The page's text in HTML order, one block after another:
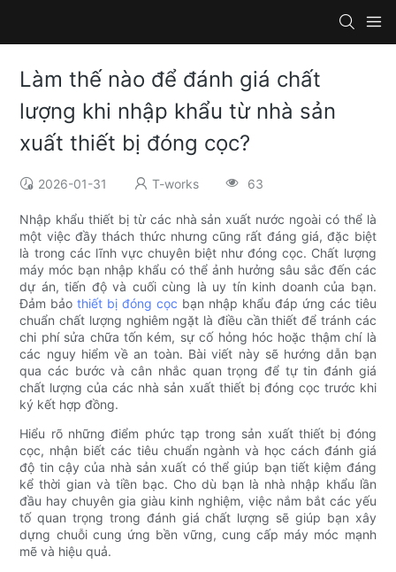
Làm thế nào để đánh giá chất
lượng khi nhập khẩu từ nhà sản
xuất thiết bị đóng cọc?
2026-01-31 T-works 63
Nhập khẩu thiết bị từ các nhà sản xuất nước ngoài có thể là
một việc đầy thách thức nhưng cũng rất đáng giá, đặc biệt
là trong các lĩnh vực chuyên biệt như đóng cọc. Chất lượng
máy móc bạn nhập khẩu có thể ảnh hưởng sâu sắc đến các
dự án, tiến độ và cuối cùng là uy tín kinh doanh của bạn.
Đảm bảothiết bị đóng cọc bạn nhập khẩu đáp ứng các tiêu
chuẩn chất lượng nghiêm ngặt là điều cần thiết để tránh các
chi phí sửa chữa tốn kém, sự cố hỏng hóc hoặc thậm chí là
các nguy hiểm về an toàn. Bài viết này sẽ hướng dẫn bạn
qua các bước và cân nhắc quan trọng để tự tin đánh giá
chất lượng của các nhà sản xuất thiết bị đóng cọc trước khi
ký kết hợp đồng.
Hiểu rõ những điểm phức tạp trong sản xuất thiết bị đóng
cọc, nhận biết các tiêu chuẩn ngành và học cách đánh giá
độ tin cậy của nhà sản xuất có thể giúp bạn tiết kiệm đáng
kể thời gian và tiền bạc. Cho dù bạn là nhà nhập khẩu lần
đầu hay chuyên gia giàu kinh nghiệm, việc nắm bắt các yếu
tố quan trọng trong đánh giá chất lượng sẽ giúp bạn xây
dựng chuỗi cung ứng bền vững, cung cấp máy móc mạnh
mẽ và hiệu quả.